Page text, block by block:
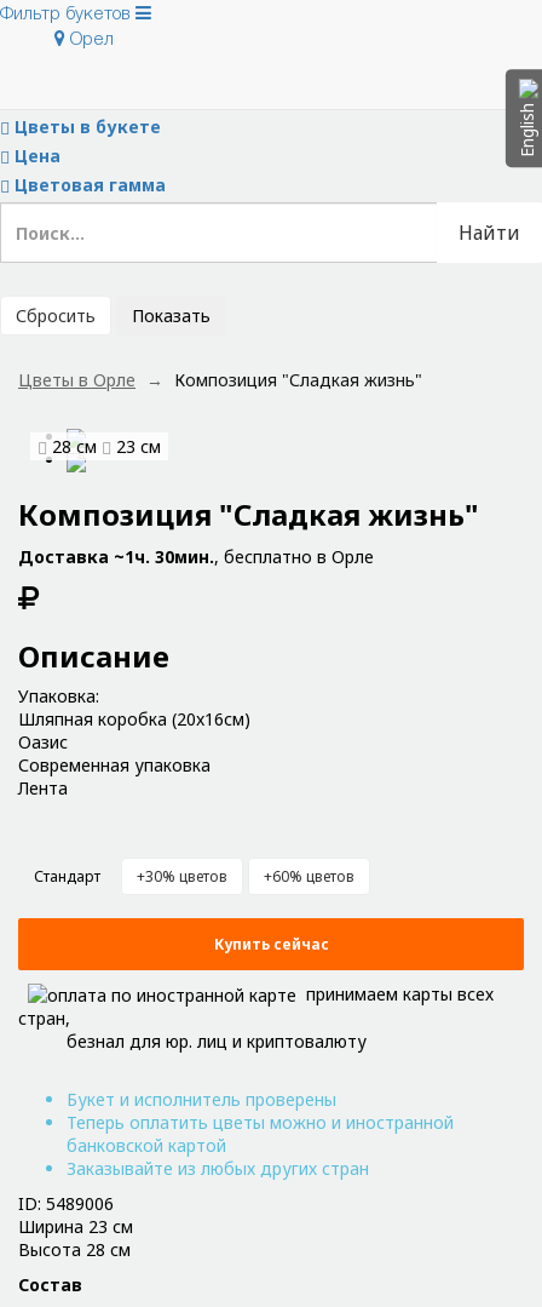
Фильтр букетов
Орел
Цветы в букете
Цена
Цветовая гамма
Найти
Сбросить Показать
Цветы в Орле Композиция "Сладкая жизнь"
28 см 23 см
Композиция "Сладкая жизнь"
Доставка ~1ч. 30мин., бесплатно в Орле
Описание
Упаковка:
Шляпная коробка (20x16см)
Оазис
Современная упаковка
Лента
Стандарт +30% цветов +60% цветов
Купить сейчас
принимаем карты всех
стран,
безнал для юр. лиц и криптовалюту
Букет и исполнитель проверены
Теперь оплатить цветы можно и иностранной
банковской картой
Заказывайте из любых других стран
ID: 5489006
Ширина 23 см
Высота 28 см
Состав
English